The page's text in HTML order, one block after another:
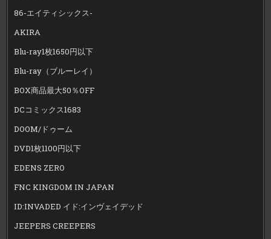
86-エイティシックス-
AKIRA
Blu-ray1枚1650円以下
Blu-ray（ブルーレイ）
BOX商品最大50％OFF
DCコミックス1683
DOOM/ドゥーム
DVD1枚1100円以下
EDENS ZERO
FNC KINGDOM IN JAPAN
ID:INVADED イド:インヴェイデッド
JEEPERS CREEPERS